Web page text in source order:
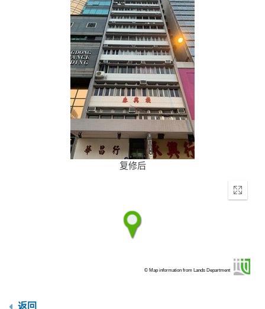
复修后
Enter
© Map information from Lands Department
返回